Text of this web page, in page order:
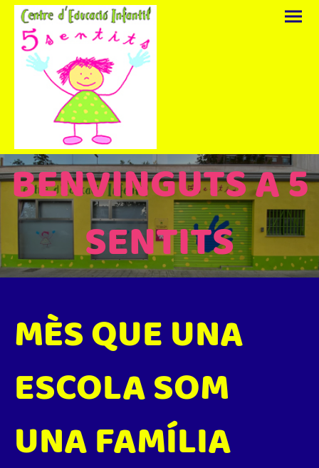
BENVINGUTS A 5
SENTITS
MÈS QUE UNA
ESCOLA SOM
UNA FAMÍLIA